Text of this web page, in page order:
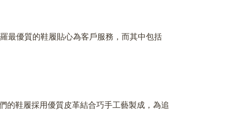
最優質的鞋履貼心為客戶服務，而其中包括
的鞋履採用優質皮革結合巧手工藝製成，為追